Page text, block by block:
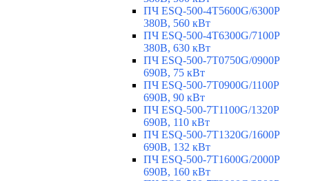
ПЧ ESQ-500-4T5600G/6300P
380В, 560 кВт
ПЧ ESQ-500-4T6300G/7100P
380В, 630 кВт
ПЧ ESQ-500-7T0750G/0900P
690В, 75 кВт
ПЧ ESQ-500-7T0900G/1100P
690В, 90 кВт
ПЧ ESQ-500-7T1100G/1320P
690В, 110 кВт
ПЧ ESQ-500-7T1320G/1600P
690В, 132 кВт
ПЧ ESQ-500-7T1600G/2000P
690В, 160 кВт